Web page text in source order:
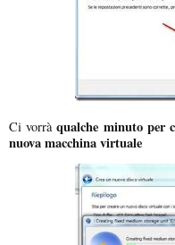
Ci vorràqualche minuto per
nuova macchina virtuale